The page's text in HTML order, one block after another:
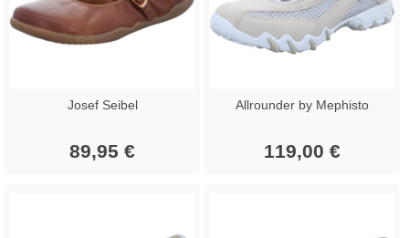
Josef Seibel
89,95 €
Allrounder by Mephisto
119,00 €